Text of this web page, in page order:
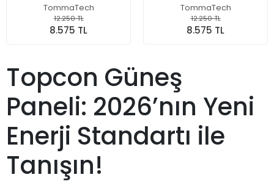
Monokristal Güneş Paneli
TommaTech
12.250 TL
8.575 TL
Güneş Paneli - Monokristal
Solar Panel
TommaTech
12.250 TL
8.575 TL
Topcon Güneş
Paneli: 2026’nın Yeni
Enerji Standartı ile
Tanışın!